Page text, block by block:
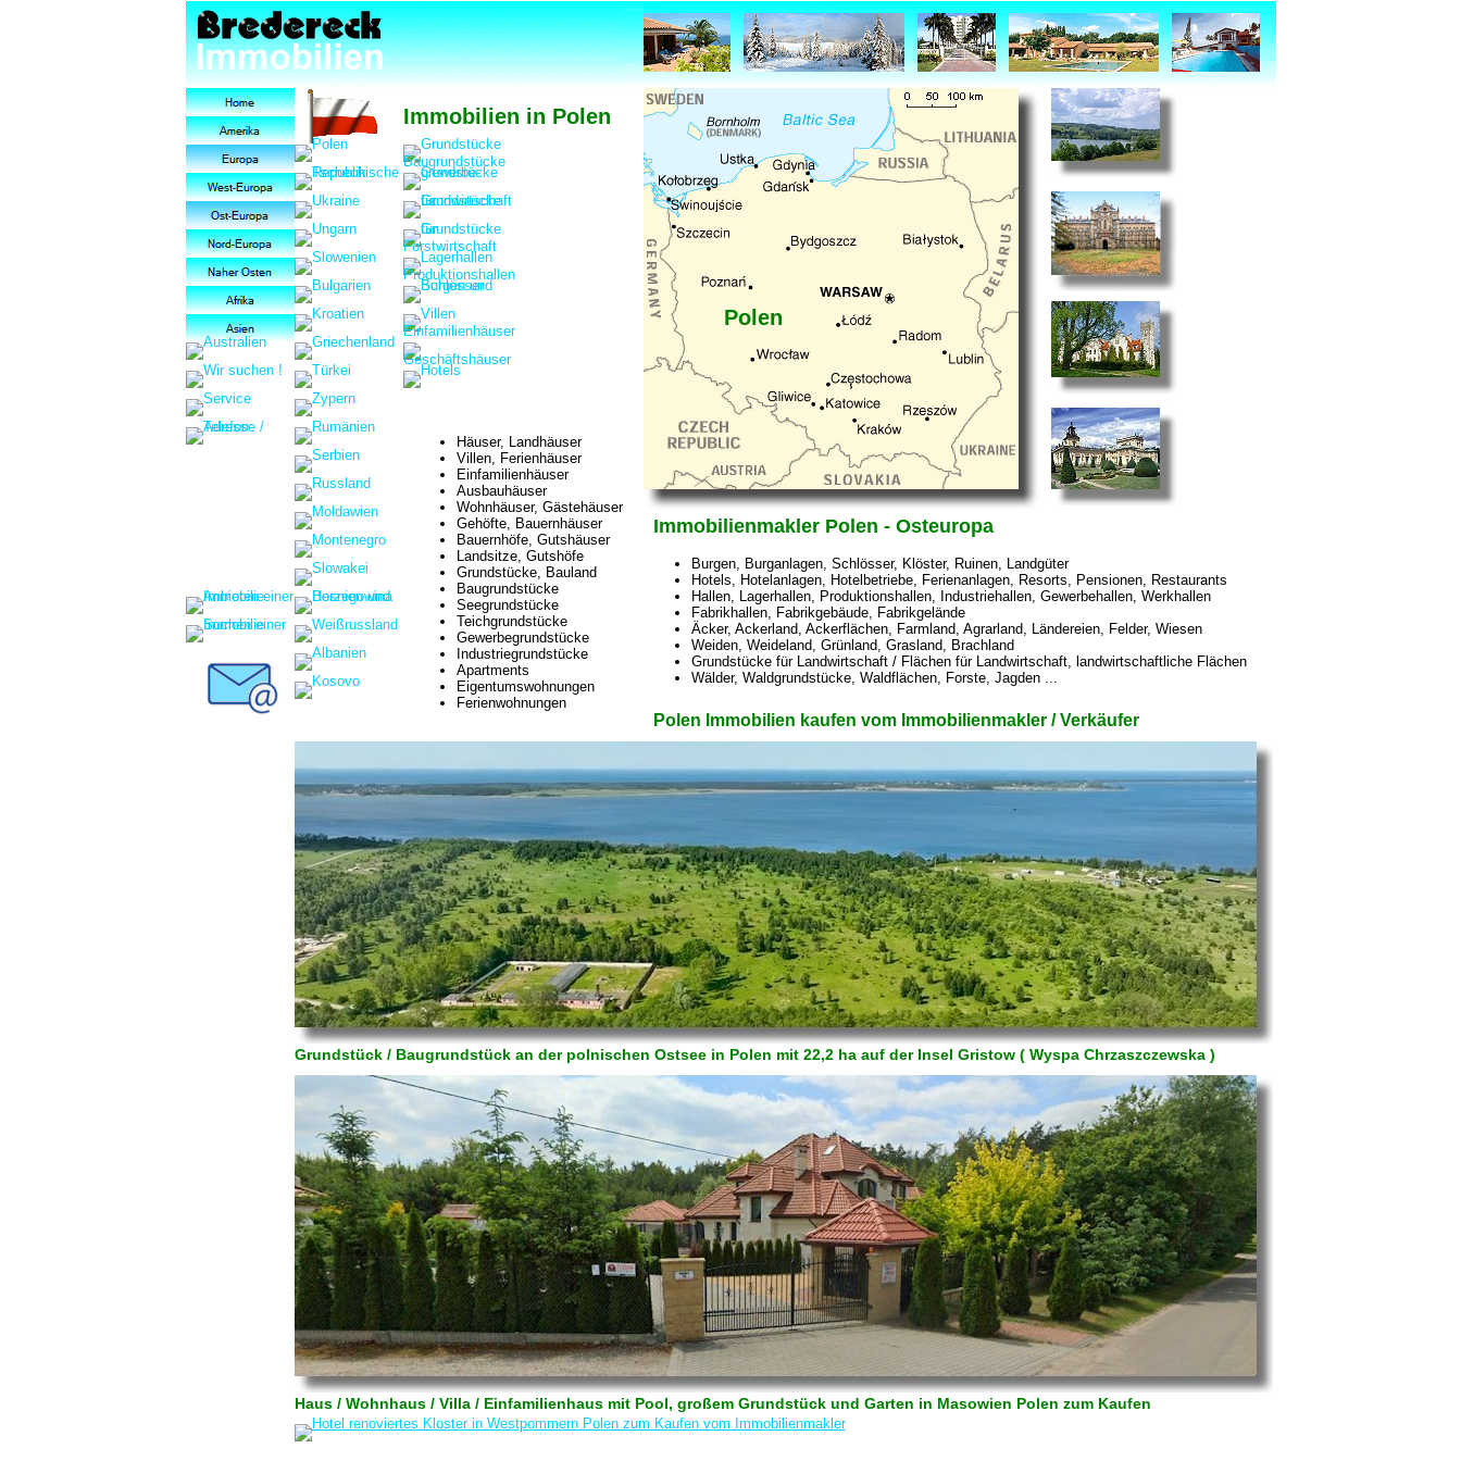
Immobilien in Polen
Immobilienmakler Polen - Osteuropa
Häuser, Landhäuser
Villen, Ferienhäuser
Einfamilienhäuser
Ausbauhäuser
Wohnhäuser, Gästehäuser
Gehöfte, Bauernhäuser
Bauernhöfe, Gutshäuser
Landsitze, Gutshöfe
Grundstücke, Bauland
Baugrundstücke
Seegrundstücke
Teichgrundstücke
Gewerbegrundstücke
Industriegrundstücke
Apartments
Eigentumswohnungen
Ferienwohnungen
Burgen, Burganlagen, Schlösser, Klöster, Ruinen, Landgüter
Hotels, Hotelanlagen, Hotelbetriebe, Ferienanlagen, Resorts, Pensionen, Restaurants
Hallen, Lagerhallen, Produktionshallen, Industriehallen, Gewerbehallen, Werkhallen
Fabrikhallen, Fabrikgebäude, Fabrikgelände
Äcker, Ackerland, Ackerflächen, Farmland, Agrarland, Ländereien, Felder, Wiesen
Weiden, Weideland, Grünland, Grasland, Brachland
Grundstücke für Landwirtschaft / Flächen für Landwirtschaft, landwirtschaftliche Flächen
Wälder, Waldgrundstücke, Waldflächen, Forste, Jagden ...
Polen
Polen Immobilien kaufen vom Immobilienmakler / Verkäufer
Grundstück / Baugrundstück an der polnischen Ostsee in Polen mit 22,2 ha auf der Insel Gristow ( Wyspa Chrzaszczewska )
Haus / Wohnhaus / Villa / Einfamilienhaus mit Pool, großem Grundstück und Garten in Masowien Polen zum Kaufen